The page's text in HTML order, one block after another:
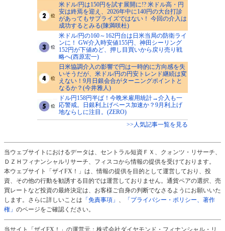
米ドル/円は150円を試す展開に!? 米ドル高・円
安は終焉を迎え、2026年中に140円の大台打診
があってもサプライズではない！ 今回の介入は
成功するとみる(陳満咲杜)
米ドル/円の160～162円台は日米当局の防衛ライ
ンに！ GW介入時安値155円、神田シーリング
152円が下値めど、押し目買いから戻り売り戦
略へ(西原宏一)
日米協調介入の影響で円は一時的に方向感を失
いそうだが、米ドル/円の円安トレンド継続は変
えない！9月日銀会合がターニングポイントと
なるか？(今井雅人)
ドル円158円半ば！今晩米雇用統計→介入も一
応警戒。日銀利上げペース加速か？9月利上げ
地ならしに注目。(ZERO)
>>人気記事一覧を見る
当ウェブサイトにおけるデータは、セントラル短資ＦＸ、クォンツ・リサーチ、
ＤＺＨフィナンシャルリサーチ、フィスコから情報の提供を受けております。
本ウェブサイト「ザイFX！」は、情報の提供を目的として運営しており、投
資、その他の行動を勧誘する目的では運営しておりません。通貨ペアの選択、売
買レートなど投資の最終決定は、お客様ご自身の判断でなさるようにお願いいた
します。さらに詳しいことは 「免責事項」 、
「プライバシー・ポリシー、著作
権」 のページをご確認ください。
当サイト「ザイFX！」の運営元：株式会社ダイヤモンド・フィナンシャル・リ